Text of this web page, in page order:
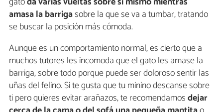
amasa la barrigasobre la que se va a tumbar, tratando
se buscar la posición más cómoda.
Aunque es un comportamiento normal, es cierto que a
muchos tutores les incomoda que el gato les amase la
barriga, sobre todo porque puede ser doloroso sentir las
uñas del felino. Si te gusta que tu minino descanse sobre
ti pero quieres evitar arañazos, te recomendamosdejar